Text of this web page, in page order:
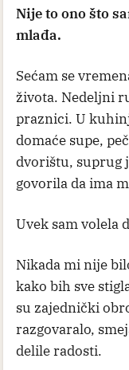
Nije to ono što
mlađa.
Sećam se
života. Nedeljni
praznici. U
domaće supe,
dvorištu, suprug
govorila da ima
Uvek sam volela
Nikada mi nije
kako bih sve
su zajednički
razgovaralo,
delile radosti.